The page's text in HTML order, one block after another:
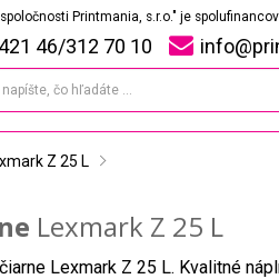
Printmania, s.r.o." je
46/312 70 10
Z 25 L
Lexmark Z 25 L
Lexmark Z 25 L. Kvalitné